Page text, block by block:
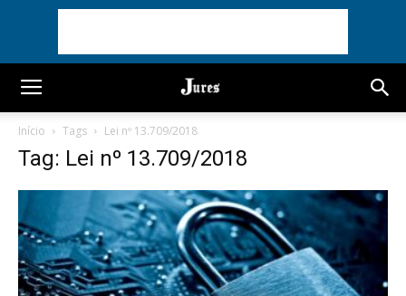
Início Tags Lei nº 13.709/2018
Tag: Lei nº 13.709/2018